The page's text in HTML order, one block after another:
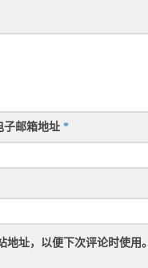
子邮箱地址*
址，以便下次评论时使用。